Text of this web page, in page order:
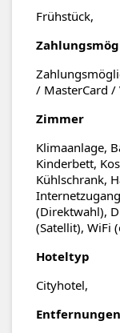
Frühstück,
/ MasterCard /
Zimmer
Klimaanlage,
Kinderbett,
Kühlschrank,
(Direktwahl),
(Satellit), WiFi
Hoteltyp
Cityhotel,
Entfernungen